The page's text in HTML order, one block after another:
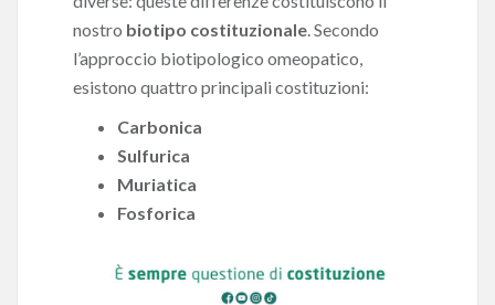
nostro biotipo costituzionale. Secondo
l’approccio biotipologico omeopatico,
esistono quattro principali costituzioni:
Carbonica
Sulfurica
Muriatica
Fosforica